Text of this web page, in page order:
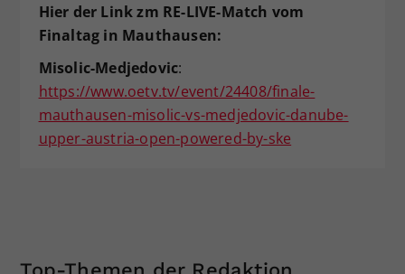
Hier der Link zm RE-LIVE-Match vom
Finaltag in Mauthausen:
Misolic-Medjedovic:
https://www.oetv.tv/event/24408/finale-
mauthausen-misolic-vs-medjedovic-danube-
upper-austria-open-powered-by-ske